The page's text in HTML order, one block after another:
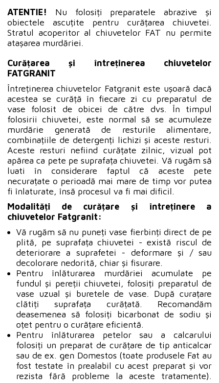
ATENTIE! Nu folosiți preparatele abrazive și
obiectele ascuțite pentru curățarea chiuvetei.
Stratul acoperitor al chiuvetelor FAT nu permite
atașarea murdăriei.
Curățarea și întreținerea chiuvetelor
FATGRANIT
Întreținerea chiuvetelor Fatgranit este ușoară dacă
acestea se curăță în fiecare zi cu preparatul de
vase folosit de obicei de către dvs. În timpul
folosirii chiuvetei, este normal să se acumuleze
murdărie generată de resturile alimentare,
combinațiile de detergenți lichizi și aceste resturi.
Aceste resturi nefiind curățate zilnic, vizual pot
apărea ca pete pe suprafața chiuvetei. Vă rugăm să
luati în considerare faptul că aceste pete
necurațate o perioadă mai mare de timp vor putea
fi înlaturate, însă procesul va fi mai dificil.
Modalități de curățare și întreținere a
chiuvetelor Fatgranit:
Vă rugăm să nu puneți vase fierbinți direct de pe
plită, pe suprafața chiuvetei - există riscul de
deteriorare a suprafetei - deformare și / sau
decolorare nedorită, chiar și fisurare.
Pentru înlăturarea murdăriei acumulate pe
fundul și pereții chiuvetei, folosiți preparatul de
vase uzual și buretele de vase. După curațare
clătiți suprafața curățată. Recomandăm
deasemenea să folosiți bicarbonat de sodiu și
oțet pentru o curățare eficientă.
Pentru înlăturarea petelor sau a calcarului
folosiți un preparat de curățare de tip anticalcar
sau de ex. gen Domestos (toate produsele Fat au
fost testate în prealabil cu acest preparat și vor
rezista fără probleme la aceste tratamente).